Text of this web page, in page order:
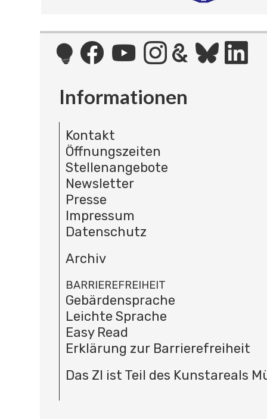
Informationen
Kontakt
Öffnungszeiten
Stellenangebote
Newsletter
Presse
Impressum
Datenschutz
Archiv
BARRIEREFREIHEIT
Gebärdensprache
Leichte Sprache
Easy Read
Erklärung zur Barrierefreiheit
Das ZI ist Teil des Kunstareals